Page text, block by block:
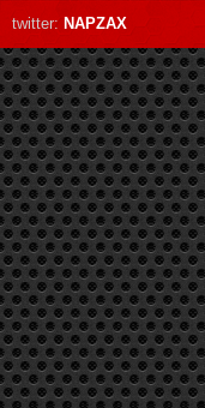
twitter: NAPZAX